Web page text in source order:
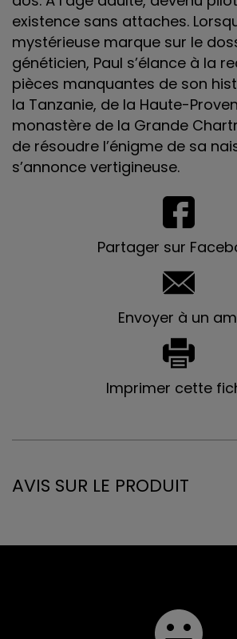
existence sans attaches.
mystérieuse marque sur le
généticien, Paul s’élance à la
pièces manquantes de son
la Tanzanie, de la Haute-
monastère de la Grande
de résoudre l’énigme de sa
s’annonce vertigineuse.
Partager sur
Envoyer à un
Imprimer cette
AVIS SUR LE PRODUIT